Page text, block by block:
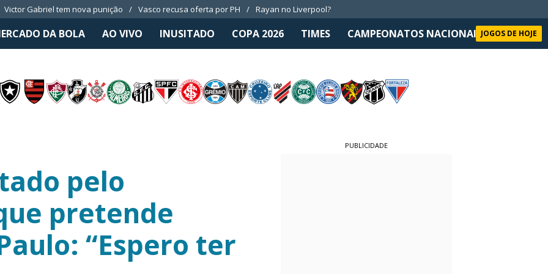
Victor Gabriel tem nova punição Vasco recusa oferta por PH Rayan no Liverpool?
DA BOLA AO VIVO INUSITADO COPA 2026 TIMES CAMPEONATOS NACIONAIS SELEÇÃO
JOGOS DE HOJE
pelo
pretende
“Espero ter
PUBLICIDADE